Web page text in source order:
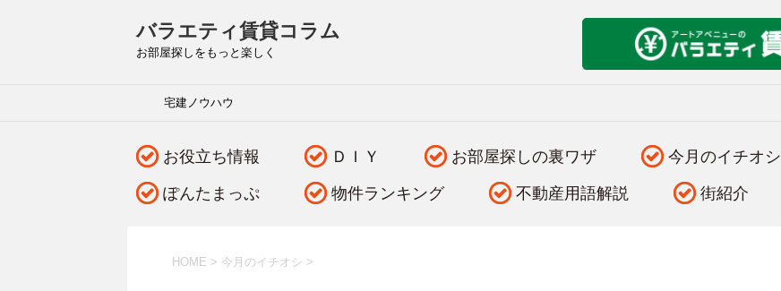
バラエティ賃貸コラム
お部屋探しをもっと楽しく
宅建ノウハウ
お役立ち情報 ＤＩＹ お部屋探しの裏ワザ 今月のイチオシ
ぽんたまっぷ 物件ランキング 不動産用語解説 街紹介
HOME > 今月のイチオシ >